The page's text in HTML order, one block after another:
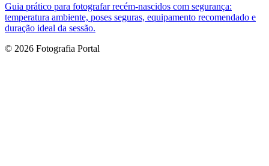
Guia prático para fotografar recém-nascidos com segurança:
temperatura ambiente, poses seguras, equipamento recomendado e
duração ideal da sessão.
© 2026 Fotografia Portal